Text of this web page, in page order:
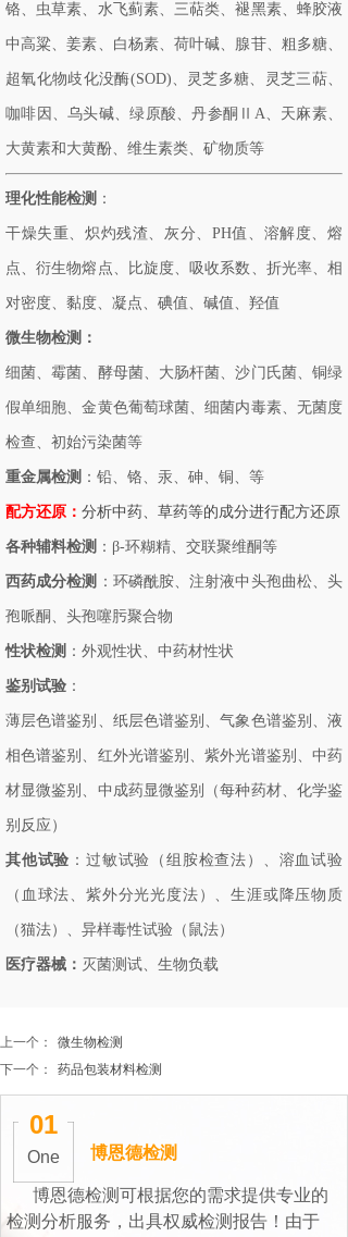
铬、虫草素、水飞蓟素、三萜类、褪黑素、蜂胶液
中高粱、姜素、白杨素、荷叶碱、腺苷、粗多糖、
超氧化物歧化没酶(SOD)、灵芝多糖、灵芝三萜、
咖啡因、乌头碱、绿原酸、丹参酮ⅡA、天麻素、
大黄素和大黄酚、维生素类、矿物质等
理化性能检测 ：
干燥失重、炽灼残渣、灰分、PH值、溶解度、熔
点、衍生物熔点、比旋度、吸收系数、折光率、相
对密度、黏度、凝点、碘值、碱值、羟值
微生物检测：
细菌、霉菌、酵母菌、大肠杆菌、沙门氏菌、铜绿
假单细胞、金黄色葡萄球菌、细菌内毒素、无菌度
检查、初始污染菌等
重金属检测 ：铅、铬、汞、砷、铜、等
配方还原： 分析中药、草药等的成分进行配方还原
各种辅料检测 ：β-环糊精、交联聚维酮等
西药成分检测 ：环磷酰胺、注射液中头孢曲松、头
孢哌酮、头孢噻肟聚合物
性状检测 ：外观性状、中药材性状
鉴别试验 ：
薄层色谱鉴别、纸层色谱鉴别、气象色谱鉴别、液
相色谱鉴别、红外光谱鉴别、紫外光谱鉴别、中药
材显微鉴别、中成药显微鉴别（每种药材、化学鉴
别反应）
其他试验 ：过敏试验（组胺检查法）、溶血试验
（血球法、紫外分光光度法）、生涯或降压物质
（猫法）、异样毒性试验（鼠法）
医疗器械： 灭菌测试、生物负载
上一个：
微生物检测
下一个：
药品包装材料检测
博恩德检测
01
One
博恩德检测可根据您的需求提供专业的
检测分析服务，出具权威检测报告！由于